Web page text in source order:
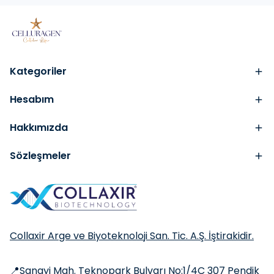
Kategoriler
Hesabım
Hakkımızda
Sözleşmeler
Collaxir Arge ve Biyoteknoloji San. Tic. A.Ş. İştirakidir.
📍Sanayi Mah. Teknopark Bulvarı No:1/4C 307 Pendik